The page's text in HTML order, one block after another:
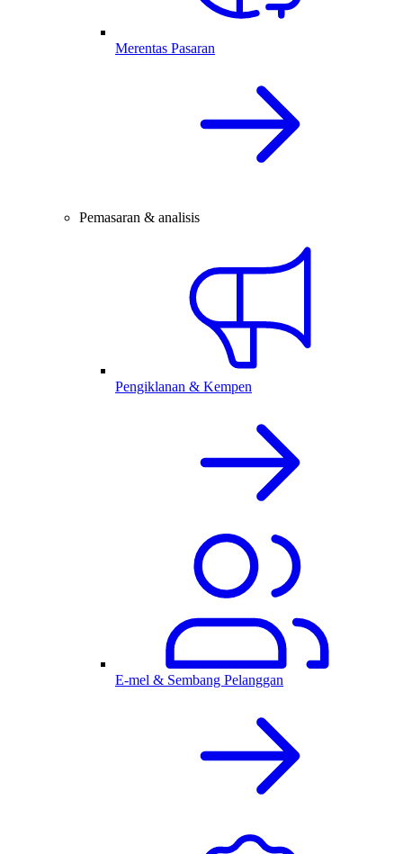
Merentas Pasaran
Pemasaran & analisis
Pengiklanan & Kempen
E-mel & Sembang Pelanggan